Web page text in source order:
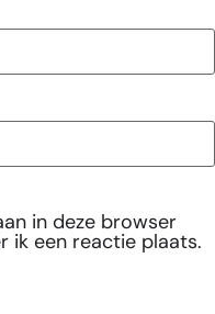
in deze browser
ik een reactie plaats.